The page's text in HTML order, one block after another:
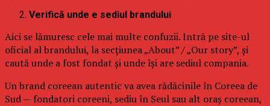
Verifică unde e sediul brandului
Aici se lămuresc cele mai multe confuzii. Intră pe site-ul
oficial al brandului, la secțiunea „About” / „Our story”, și
caută unde a fost fondat și unde își are sediul compania.
Un brand coreean autentic va avea rădăcinile în Coreea de
Sud — fondatori coreeni, sediu în Seul sau alt oraș coreean,